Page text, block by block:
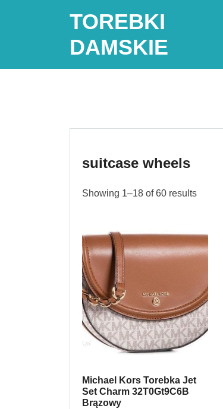
TOREBKI
DAMSKIE
suitcase wheels
Showing 1–18 of 60 results
Michael Kors Torebka Jet
Set Charm 32T0Gt9C6B
Brązowy